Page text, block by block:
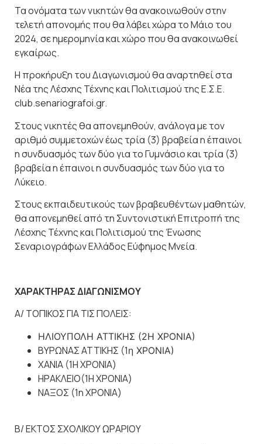
Τα ονόματα των νικητών θα ανακοινωθούν στην
τελετή απονομής που θα λάβει χώρα το Μάιο του
2024, σε ημερομηνία και χώρο που θα ανακοινωθεί
εγκαίρως.
Η προκήρυξη του Διαγωνισμού θα αναρτηθεί στα
Νέα της Λέσχης Τέχνης και Πολιτισμού της Ε.Σ.Ε.
club.senariografoi.gr.
Στους νικητές θα απονεμηθούν, ανάλογα με τον
αριθμό συμμετοχών έως τρία (3) βραβεία η έπαινοι
η συνδυασμός των δύο για το Γυμνάσιο και τρία (3)
βραβεία η έπαινοι η συνδυασμός των δύο για το
Λύκειο.
Στους εκπαιδευτικούς των βραβευθέντων μαθητών,
θα απονεμηθεί από τη Συντονιστική Επιτροπή της
Λέσχης Τέχνης και Πολιτισμού της Ένωσης
Σεναριογράφων Ελλάδος Εύφημος Μνεία.
ΧΑΡΑΚΤΗΡΑΣ ΔΙΑΓΩΝΙΣΜΟΥ
Α/ ΤΟΠΙΚΟΣ ΓΙΑ ΤΙΣ ΠΟΛΕΙΣ:
ΗΛΙΟΥΠΟΛΗ ΑΤΤΙΚΗΣ (2Η ΧΡΟΝΙΑ)
ΒΥΡΩΝΑΣ ΑΤΤΙΚΗΣ (1η ΧΡΟΝΙΑ)
ΧΑΝΙΑ (1Η ΧΡΟΝΙΑ)
ΗΡΑΚΛΕΙΟ(1Η ΧΡΟΝΙΑ)
ΝΑΞΟΣ (1ηΧΡΟΝΙΑ)
Β/ ΕΚΤΟΣ ΣΧΟΛΙΚΟΥ ΩΡΑΡΙΟΥ